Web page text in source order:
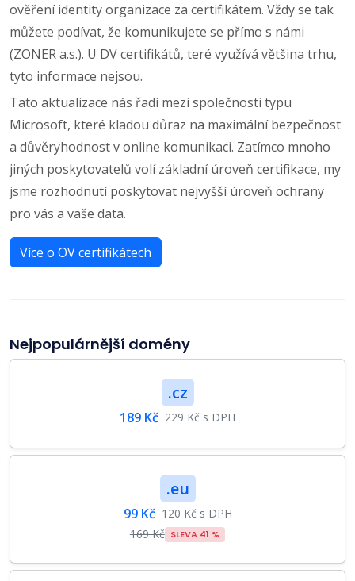
ověření identity organizace za certifikátem. Vždy se tak
můžete podívat, že komunikujete se přímo s námi
(ZONER a.s.). U DV certifikátů, teré využívá většina trhu,
tyto informace nejsou.
Tato aktualizace nás řadí mezi společnosti typu
Microsoft, které kladou důraz na maximální bezpečnost
a důvěryhodnost v online komunikaci. Zatímco mnoho
jiných poskytovatelů volí základní úroveň certifikace, my
jsme rozhodnutí poskytovat nejvyšší úroveň ochrany
pro vás a vaše data.
Více o OV certifikátech
Nejpopulárnější domény
.cz
189 Kč 229 Kč s DPH
.eu
99 Kč 120 Kč s DPH
169 Kč SLEVA 41 %